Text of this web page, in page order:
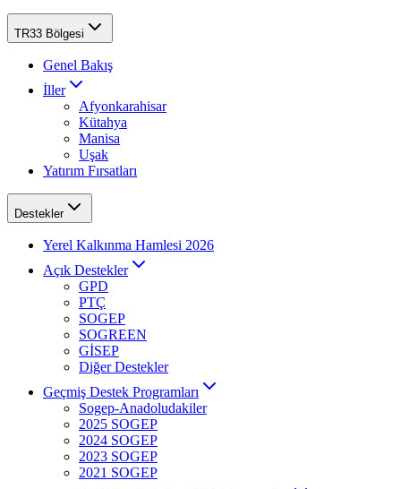
TR33 Bölgesi
Genel Bakış
İller
Afyonkarahisar
Kütahya
Manisa
Uşak
Yatırım Fırsatları
Destekler
Yerel Kalkınma Hamlesi 2026
Açık Destekler
GPD
PTÇ
SOGEP
SOGREEN
GİSEP
Diğer Destekler
Geçmiş Destek Programları
Sogep-Anadoludakiler
2025 SOGEP
2024 SOGEP
2023 SOGEP
2021 SOGEP